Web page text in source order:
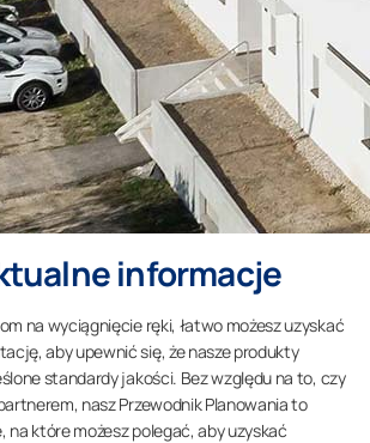
informacje
na wyciągnięcie ręki, łatwo możesz uzyskać
aby upewnić się, że nasze produkty
standardy jakości. Bez względu na to, czy
nasz Przewodnik Planowania to
na które możesz polegać, aby uzyskać